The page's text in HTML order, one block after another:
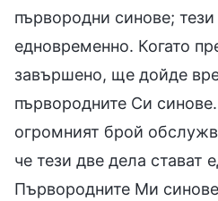
първородни синове;
едновременно. Когато
завършено, ще дойде
първородните Си синове.
огромният брой
че тези две дела стават
Първородните Ми